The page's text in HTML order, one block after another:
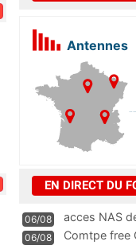
Antennes
EN DIRECT DU
06/08 acces NAS
06/08 Comtpe free